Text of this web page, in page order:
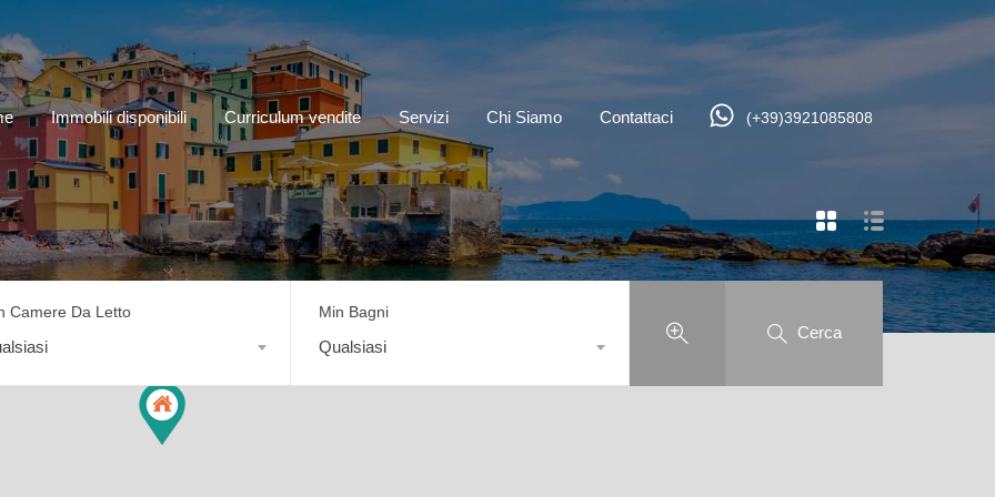
Immobili disponibili Curriculum vendite Servizi Chi Siamo Contattaci (+39)3921085808
Camere Da Letto Min Bagni
Qualsiasi
Cerca